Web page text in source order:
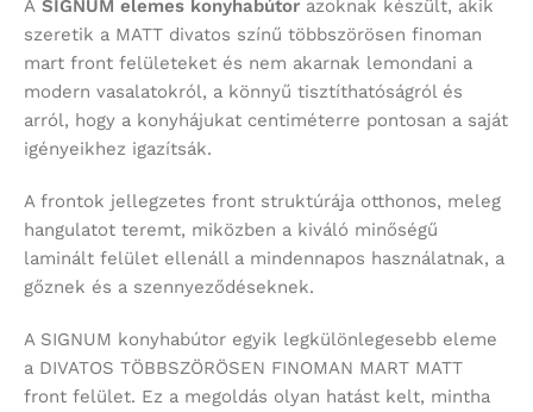
A SIGNUM elemes konyhabútor azoknak készült, akik
szeretik a MATT divatos színű többszörösen finoman
mart front felületeket és nem akarnak lemondani a
modern vasalatokról, a könnyű tisztíthatóságról és
arról, hogy a konyhájukat centiméterre pontosan a saját
igényeikhez igazítsák.
A frontok jellegzetes front struktúrája otthonos, meleg
hangulatot teremt, miközben a kiváló minőségű
laminált felület ellenáll a mindennapos használatnak, a
gőznek és a szennyeződéseknek.
A SIGNUM konyhabútor egyik legkülönlegesebb eleme
a DIVATOS TÖBBSZÖRÖSEN FINOMAN MART MATT
front felület. Ez a megoldás olyan hatást kelt, mintha